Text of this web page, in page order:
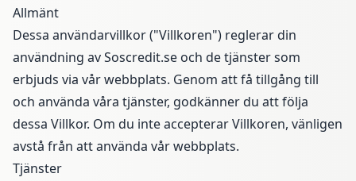
Allmänt
Dessa användarvillkor ("Villkoren") reglerar din
användning av Soscredit.se och de tjänster som
erbjuds via vår webbplats. Genom att få tillgång till
och använda våra tjänster, godkänner du att följa
dessa Villkor. Om du inte accepterar Villkoren, vänligen
avstå från att använda vår webbplats.
Tjänster